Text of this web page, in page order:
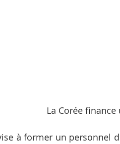
La Corée
à former un personnel